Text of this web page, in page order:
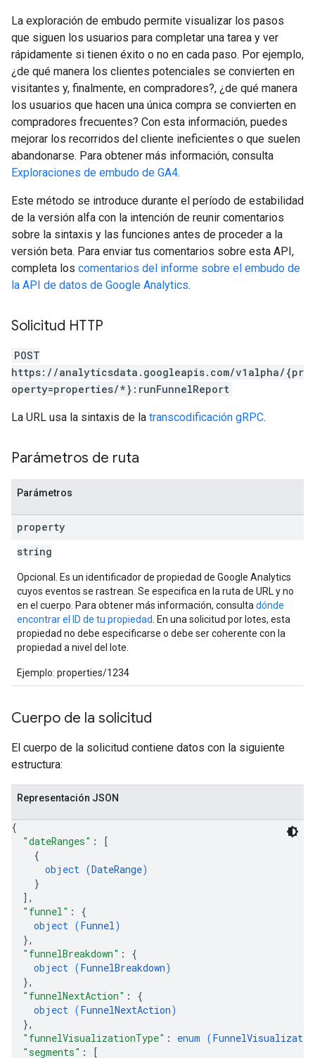
La exploración de embudo permite visualizar los pasos
que siguen los usuarios para completar una tarea y ver
rápidamente si tienen éxito o no en cada paso. Por ejemplo,
¿de qué manera los clientes potenciales se convierten en
visitantes y, finalmente, en compradores?, ¿de qué manera
los usuarios que hacen una única compra se convierten en
compradores frecuentes? Con esta información, puedes
mejorar los recorridos del cliente ineficientes o que suelen
abandonarse. Para obtener más información, consulta
Exploraciones de embudo de GA4.
Este método se introduce durante el período de estabilidad
de la versión alfa con la intención de reunir comentarios
sobre la sintaxis y las funciones antes de proceder a la
versión beta. Para enviar tus comentarios sobre esta API,
completa los comentarios del informe sobre el embudo de
la API de datos de Google Analytics.
Solicitud HTTP
POST
https://analyticsdata.googleapis.com/v1alpha/{pr
operty=properties/*}:runFunnelReport
La URL usa la sintaxis de la transcodificación gRPC.
Parámetros de ruta
Parámetros
property
string
Opcional. Es un identificador de propiedad de Google Analytics
cuyos eventos se rastrean. Se especifica en la ruta de URL y no
en el cuerpo. Para obtener más información, consulta dónde
encontrar el ID de tu propiedad
. En una solicitud por lotes, esta
propiedad no debe especificarse o debe ser coherente con la
propiedad a nivel del lote.
Ejemplo: properties/1234
Cuerpo de la solicitud
El cuerpo de la solicitud contiene datos con la siguiente
estructura:
Representación JSON
{
"dateRanges" :
[
{
object (DateRange)
}
] ,
"funnel" : {
object (Funnel)
},
"funnelBreakdown" : {
object (FunnelBreakdown)
},
"funnelNextAction" : {
object (FunnelNextAction)
},
"funnelVisualizationType" : enum (
"segments" :
[